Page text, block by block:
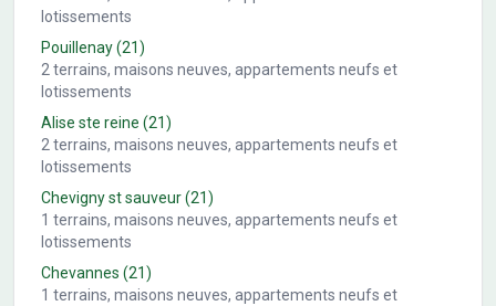
lotissements
Pouillenay(21)
2 terrains, maisons neuves, appartements neufs et
lotissements
Alise ste reine (21)
2 terrains, maisons neuves, appartements neufs et
lotissements
Chevigny st sauveur(21)
1 terrains, maisons neuves, appartements neufs et
lotissements
Chevannes (21)
1 terrains, maisons neuves, appartements neufs et